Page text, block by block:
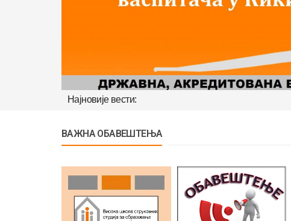
Најновије вести:
ВАЖНА ОБАВЕШТЕЊА